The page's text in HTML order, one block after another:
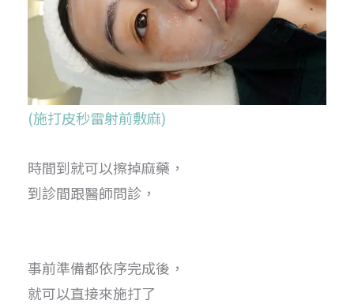
(施打皮秒雷射前敷麻)
時間到就可以擦掉麻藥，
到診間跟醫師問診，
事前準備都依序完成後，
就可以直接來施打了